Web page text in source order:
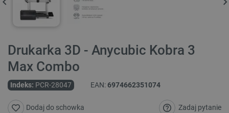
Drukarka 3D - Anycubic Kobra 3
Max Combo
Indeks: PCR-28047 EAN:6974662351074
Zadaj pytanie
Dodaj do schowka